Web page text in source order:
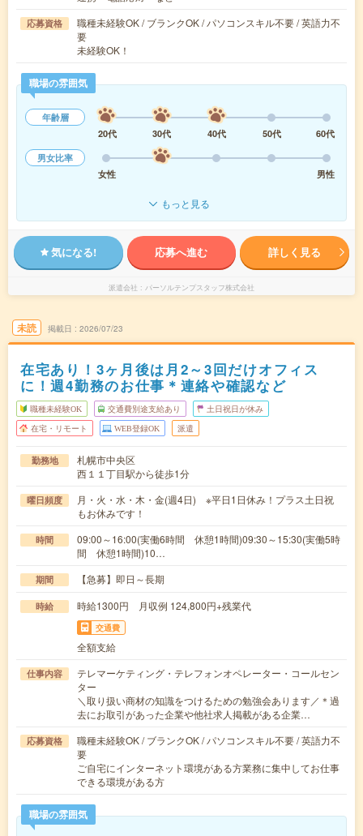
応募資格
職種未経験OK / ブランクOK / パソコンスキル不要 / 英語力不
要
未経験OK！
職場の雰囲気
年齢層
20代
30代 40代 50代
60代
男女比率
女性
男性
もっと見る
気になる! 応募へ進む 詳しく見る
派遣会社 パーソルテンプスタッフ株式会社
未読 掲載日 2026/07/23
在宅あり！3ヶ月後は月2～3回だけオフィス
に！週4勤務のお仕事＊連絡や確認など
職種未経験OK 交通費別途支給あり 土日祝日が休み
在宅・リモート WEB登録OK 派遣
勤務地
札幌市中央区
西１１丁目駅から徒歩1分
曜日頻度
月・火・水・木・金(週4日) ※平日1日休み！プラス土日祝
もお休みです！
時間
09:00～16:00(実働6時間 休憩1時間)09:30～15:30(実働5時
間 休憩1時間)10…
期間 【急募】即日～長期
時給 時給1300円 月収例 124,800円+残業代
交通費
全額支給
仕事内容
テレマーケティング・テレフォンオペレーター・コールセン
ター
＼取り扱い商材の知識をつけるための勉強会あります／＊過
去にお取引があった企業や他社求人掲載がある企業…
応募資格
職種未経験OK / ブランクOK / パソコンスキル不要 / 英語力不
要
ご自宅にインターネット環境がある方業務に集中してお仕事
できる環境がある方
職場の雰囲気